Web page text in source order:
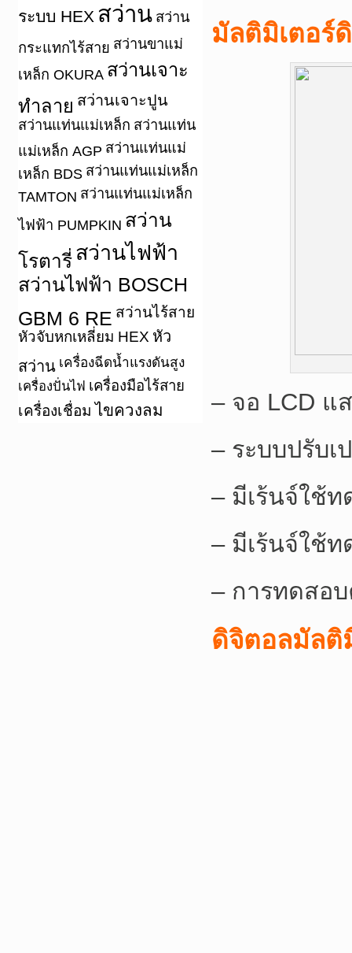
ระบบ HEX สว่าน สว่าน
กระแทกไร้สาย สว่านขาแม่
เหล็ก OKURA สว่านเจาะ
ทำลาย สว่านเจาะปูน
สว่านแท่นแม่เหล็ก สว่านแท่น
แม่เหล็ก AGP สว่านแท่นแม่
เหล็ก BDS สว่านแท่นแม่เหล็ก
TAMTON สว่านแท่นแม่เหล็ก
ไฟฟ้า PUMPKIN สว่าน
โรตารี่ สว่านไฟฟ้า
สว่านไฟฟ้า BOSCH
GBM 6 RE สว่านไร้สาย
หัวจับหกเหลี่ยม HEX หัว
สว่าน เครื่องฉีดน้ำแรงดันสูง
เครื่องปั่นไฟ เครื่องมือไร้สาย
เครื่องเชื่อม ไขควงลม
มัลติมิเตอร์
– จอ LCD แ
– ระบบปรับเ
– มีเร้นจ์ใช้
– มีเร้นจ์ใช้ท
– การทดสอ
ดิจิตอลมัลติ